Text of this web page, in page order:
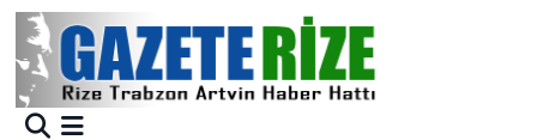
BÖLGEMİZ
Merkez Nöbetçi Eczaneler